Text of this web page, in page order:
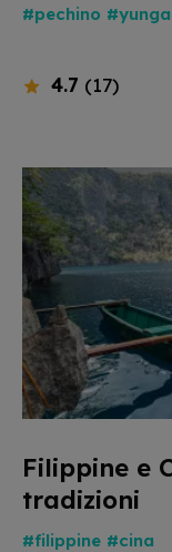
#pechino
4.7 (17)
Filippine e
tradizioni
#filippine #cina